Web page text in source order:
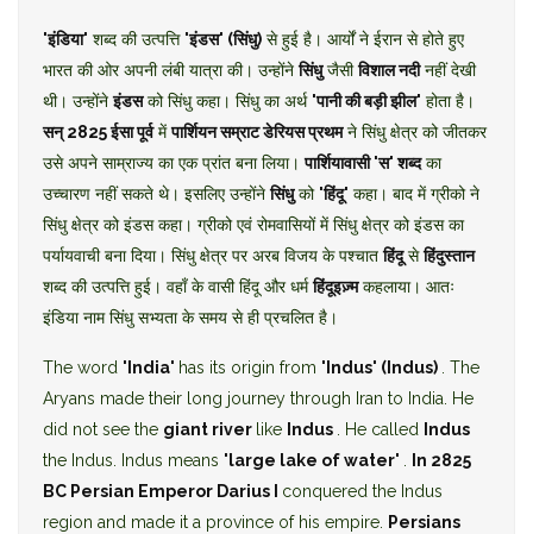
'इंडिया' शब्द की उत्पत्ति 'इंडस' (सिंधु) से हुई है। आर्यों ने ईरान से होते हुए
भारत की ओर अपनी लंबी यात्रा की। उन्होंनेसिंधुजैसीविशाल नदीनहीं देखी
थी। उन्होंनेइंडसको सिंधु कहा। सिंधु का अर्थ 'पानी की बड़ी झील' होता है।
सन् 2825 ईसा पूर्वमेंपार्शियन सम्राट डेरियस प्रथमने सिंधु क्षेत्र को जीतकर
उसे अपने साम्राज्य का एक प्रांत बना लिया।पार्शियावासी 'स' शब्दका
उच्चारण नहीं सकते थे। इसलिए उन्होंनेसिंधुको 'हिंदू' कहा। बाद में ग्रीको ने
सिंधु क्षेत्र को इंडस कहा। ग्रीको एवं रोमवासियों में सिंधु क्षेत्र को इंडस का
पर्यायवाची बना दिया। सिंधु क्षेत्र पर अरब विजय के पश्चातहिंदूसेहिंदुस्तान
शब्द की उत्पत्ति हुई। वहाँ के वासी हिंदू और धर्महिंदूइज़्मकहलाया। आतः
इंडिया नाम सिंधु सभ्यता के समय से ही प्रचलित है।
The word 'India' has its origin from 'Indus' (Indus)
. The
Aryans made their long journey through Iran to India. He
did not see the giant river like Indus . He called
Indus
the Indus. Indus means 'large lake of water'
In 2825
BC Persian Emperor Darius I conquered the Indus
region and made it a province of his empire.
Persians